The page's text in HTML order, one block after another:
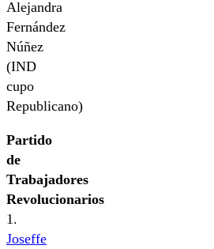
Alejandra
Fernández
Núñez
(IND
cupo
Republicano)
Partido
de
Trabajadores
Revolucionarios
1.
Joseffe